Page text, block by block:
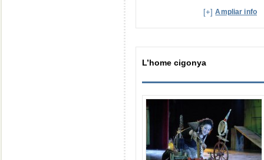
[+]Ampliar info
L’home cigonya